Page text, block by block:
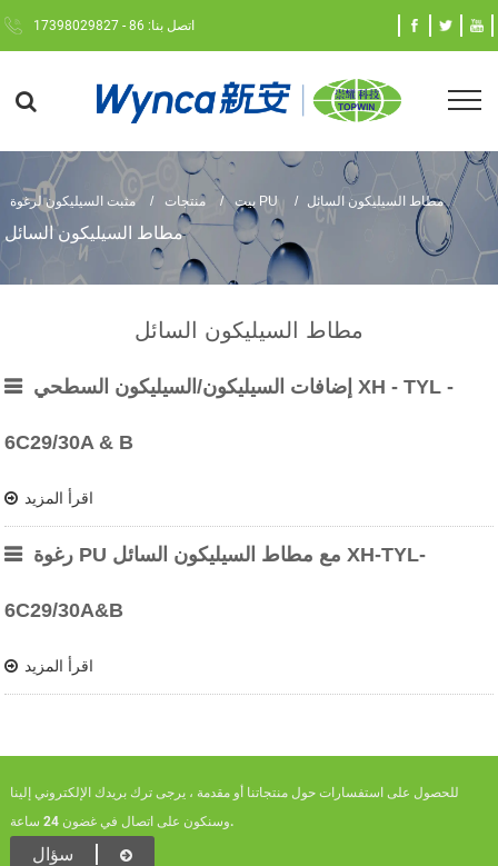
اتصل بنا: 86 - 17398029827
بيت منتجات مثبت السيليكون لرغوة PU مطاط السيليكون السائل
مطاط السيليكون السائل
مطاط السيليكون السائل
إضافات السيليكون/السيليكون السطحي XH - TYL -
6C29/30A & B
اقرأ المزيد
رغوة PU مع مطاط السيليكون السائل XH-TYL-
6C29/30A&B
اقرأ المزيد
للحصول على استفسارات حول منتجاتنا أو مقدمة ، يرجى ترك بريدك الإلكتروني إلينا
وسنكون على اتصال في غضون 24 ساعة.
سؤال